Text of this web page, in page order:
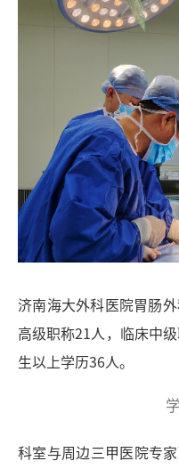
济南海大外科医院胃肠
高级职称21人，临床中
生以上学历36人。
科室与周边三甲医院专